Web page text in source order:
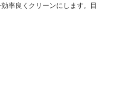
率良くクリーンにします。目